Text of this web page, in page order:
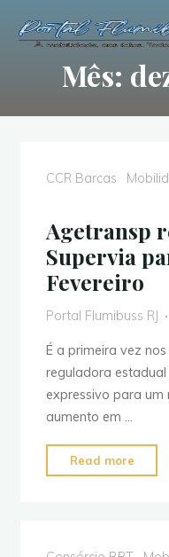
para
Mês:
CCR Barcas
Agetransp
Supervia
Fevereiro
Portal Flumibuss RJ
É a primeira vez
reguladora
expressivo para
aumento em …
Read more